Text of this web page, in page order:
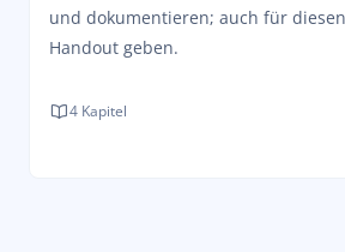
und dokumentieren; auch für
Handout geben.
4 Kapitel